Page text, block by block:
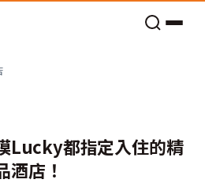
Lucky都指定入住的精
酒店！